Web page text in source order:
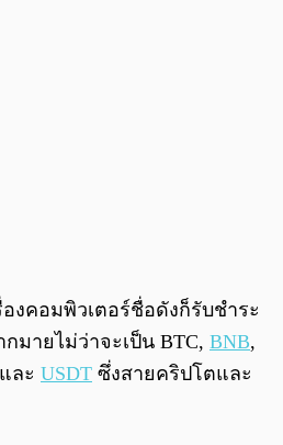
งคอมพิวเตอร์ชื่อดังก็รับชำระ
มายไม่ว่าจะเป็น BTC, BNB,
ละ USDT ซึ่งสายคริปโตและ